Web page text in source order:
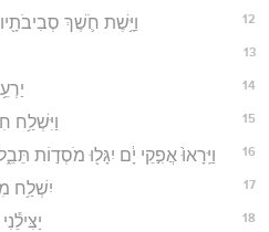
12 וַיָּ֥שֶׁת חֹ֛שֶׁךְ
13
14
15 וַיִּשְׁלַ֥ח
16 וַיֵּֽרָאוּ֙ אֲפִ֣קֵי יָ֔ם יִגָּל֖וּ מֹסְד֣וֹת
17 יִשְׁלַ֥ח
18